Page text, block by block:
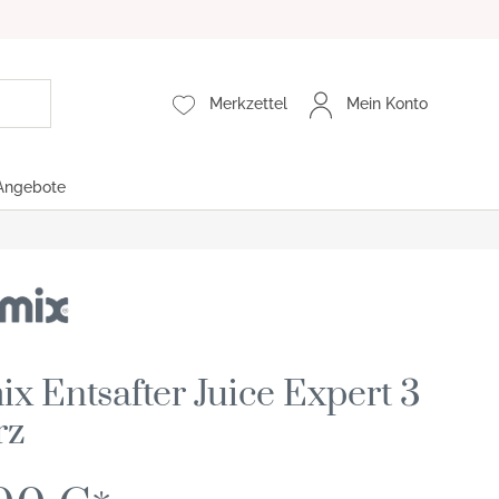
Merkzettel Mein Konto
XL
Entsafter Juice Expert 3